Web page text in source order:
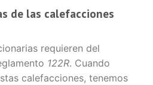
de las calefacciones
requieren del
122R. Cuando
calefacciones, tenemos